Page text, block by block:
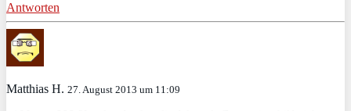
Antworten
Matthias H. 27. August 2013 um 11:09